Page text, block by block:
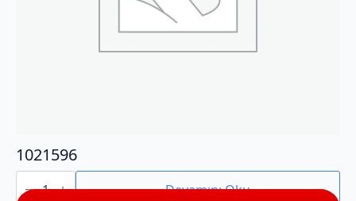
1021596
1021596
adet Devamını Oku